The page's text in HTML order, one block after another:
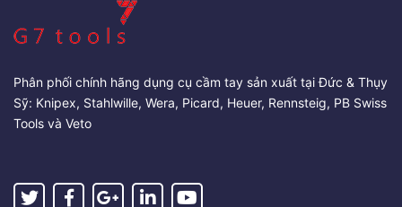
Phân phối chính hãng dụng cụ cầm tay sản xuất tại Đức & Thụy
Sỹ: Knipex, Stahlwille, Wera, Picard, Heuer, Rennsteig, PB Swiss
Tools và Veto